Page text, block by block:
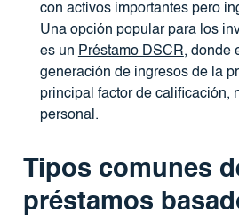
con activos importantes pero
Una opción popular para los
es un Préstamo DSCR, donde
generación de ingresos de la
principal factor de calificación,
personal.
Tipos comunes
préstamos